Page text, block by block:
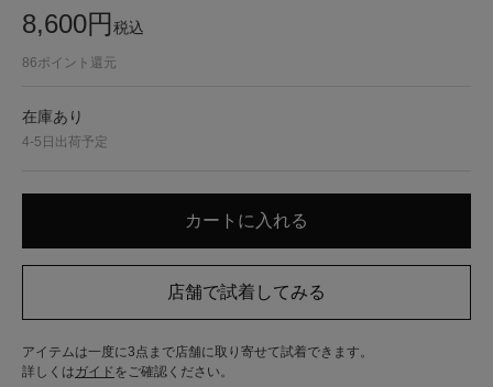
8,600円税込
86ポイント還元
在庫あり
4-5日出荷予定
アイテムは一度に3点まで店舗に取り寄せて試着できます。
詳しくはガイド をご確認ください。